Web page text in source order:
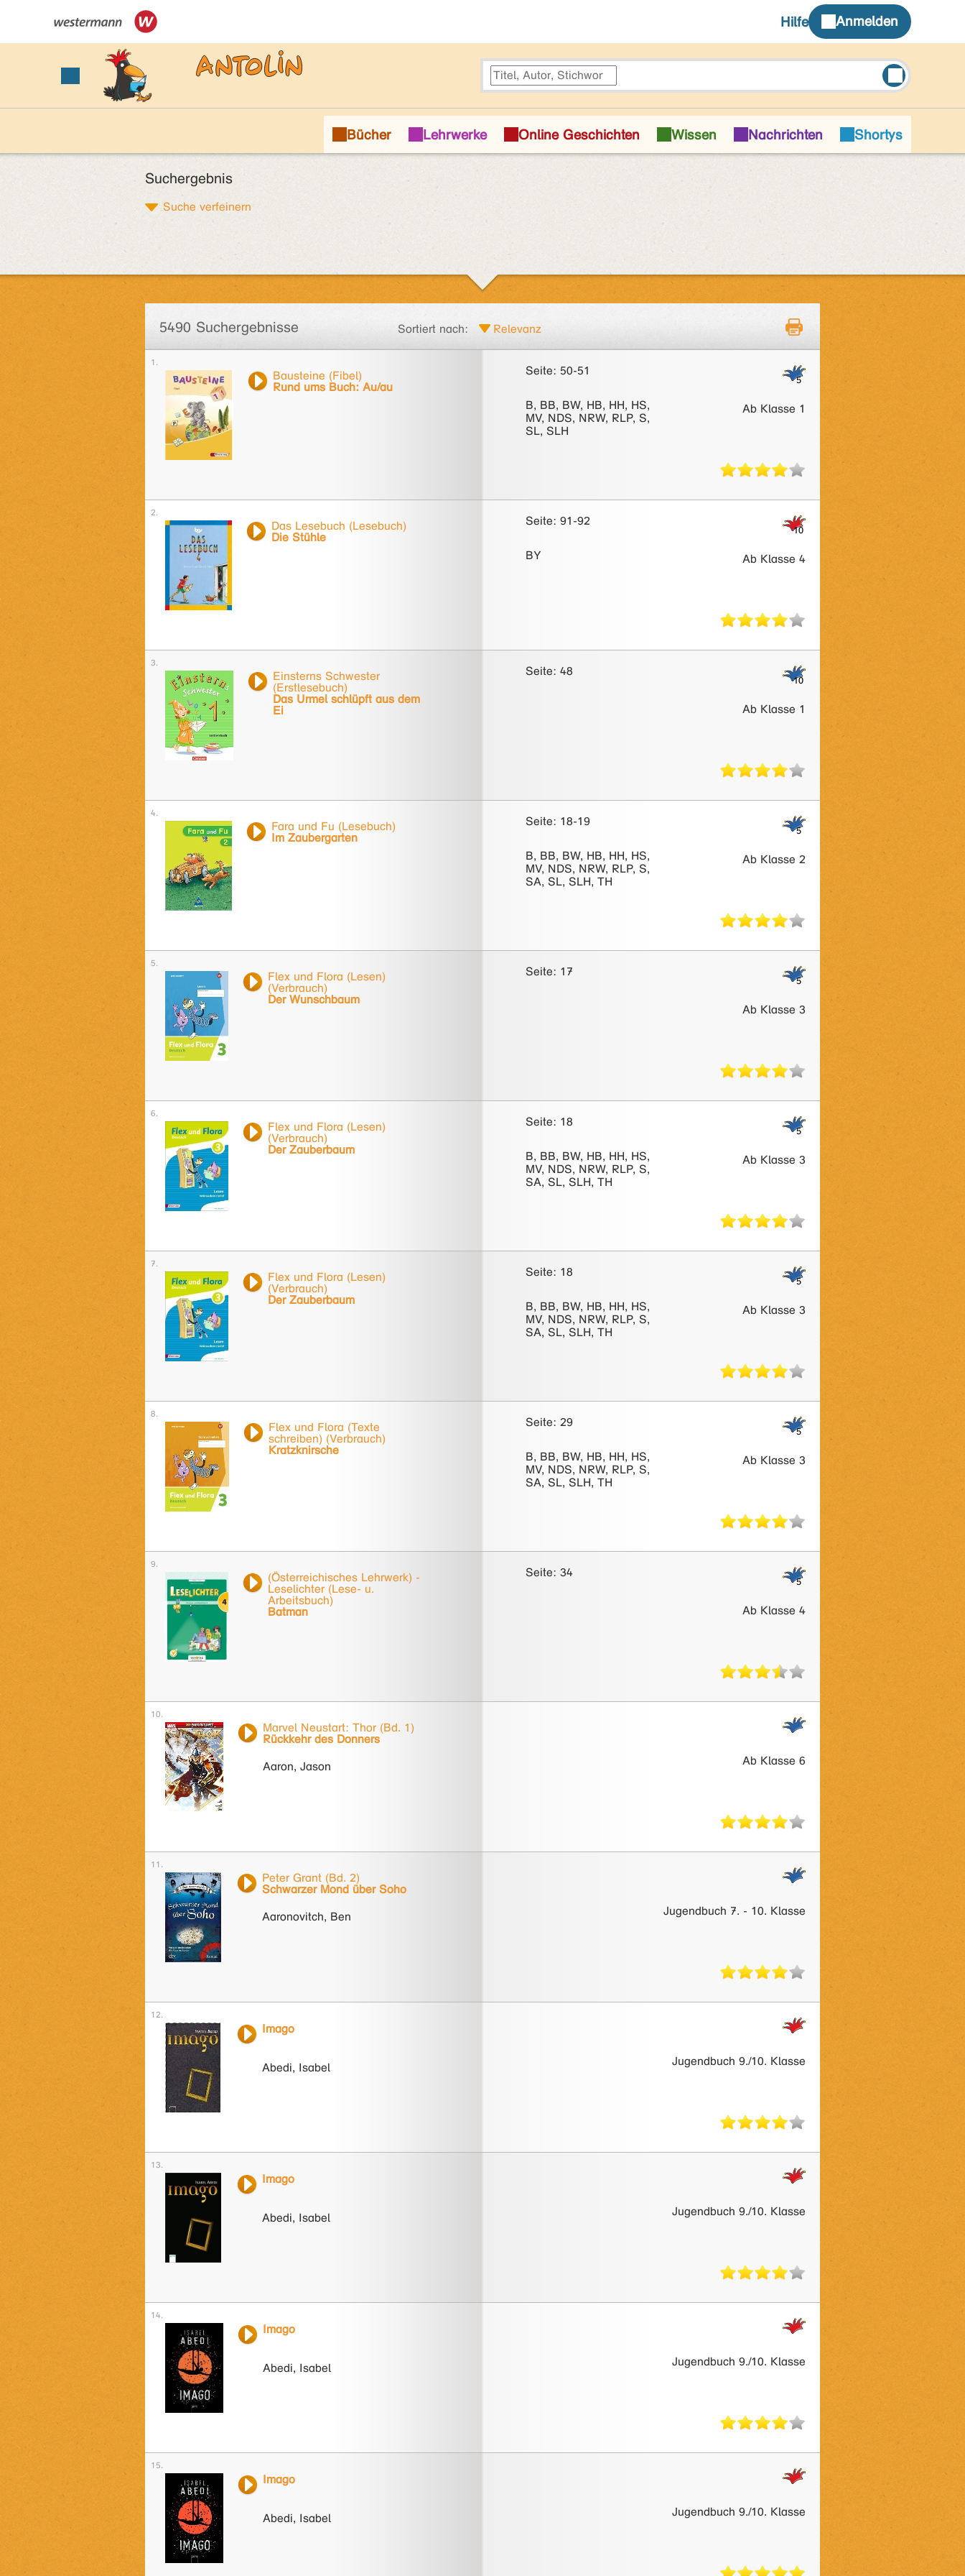
Suchergebnis
Suche verfeinern
5490 Suchergebnisse Sortiert nach:
Bausteine (Fibel)
Rund ums Buch: Au/au
Seite: 50-51
B, BB, BW, HB, HH, HS,
MV, NDS, NRW, RLP, S,
SL, SLH
Ab Klasse 1
Das Lesebuch (Lesebuch)
Die Stühle
Seite: 91-92
BY Ab Klasse 4
Einsterns Schwester
(Erstlesebuch)
Das Urmel schlüpft aus dem
Ei
Seite: 48
Ab Klasse 1
Fara und Fu (Lesebuch)
Im Zaubergarten
Seite: 18-19
B, BB, BW, HB, HH, HS,
MV, NDS, NRW, RLP, S,
SA, SL, SLH, TH
Ab Klasse 2
Flex und Flora (Lesen)
(Verbrauch)
Der Wunschbaum
Seite: 17
Ab Klasse 3
Flex und Flora (Lesen)
(Verbrauch)
Der Zauberbaum
Seite: 18
B, BB, BW, HB, HH, HS,
MV, NDS, NRW, RLP, S,
SA, SL, SLH, TH
Ab Klasse 3
Flex und Flora (Lesen)
(Verbrauch)
Der Zauberbaum
Seite: 18
B, BB, BW, HB, HH, HS,
MV, NDS, NRW, RLP, S,
SA, SL, SLH, TH
Ab Klasse 3
Flex und Flora (Texte
schreiben) (Verbrauch)
Kratzknirsche
Seite: 29
B, BB, BW, HB, HH, HS,
MV, NDS, NRW, RLP, S,
SA, SL, SLH, TH
Ab Klasse 3
(Österreichisches Lehrwerk) -
Leselichter (Lese- u.
Arbeitsbuch)
Batman
Seite: 34
Ab Klasse 4
Marvel Neustart: Thor (Bd. 1)
Rückkehr des Donners
Aaron, Jason
Ab Klasse 6
Peter Grant (Bd. 2)
Schwarzer Mond über Soho
Aaronovitch, Ben
Jugendbuch 7. - 10. Klasse
Imago
Abedi, Isabel Jugendbuch 9./10. Klasse
Imago
Abedi, Isabel Jugendbuch 9./10. Klasse
Imago
Abedi, Isabel Jugendbuch 9./10. Klasse
Imago
Abedi, Isabel Jugendbuch 9./10. Klasse